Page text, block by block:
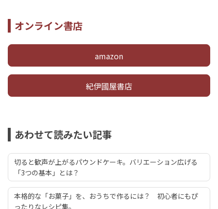
オンライン書店
amazon
紀伊國屋書店
あわせて読みたい記事
切ると歓声が上がるパウンドケーキ。バリエーション広げる
「3つの基本」とは？
本格的な「お菓子」を、おうちで作るには？ 初心者にもぴ
ったりなレシピ集。